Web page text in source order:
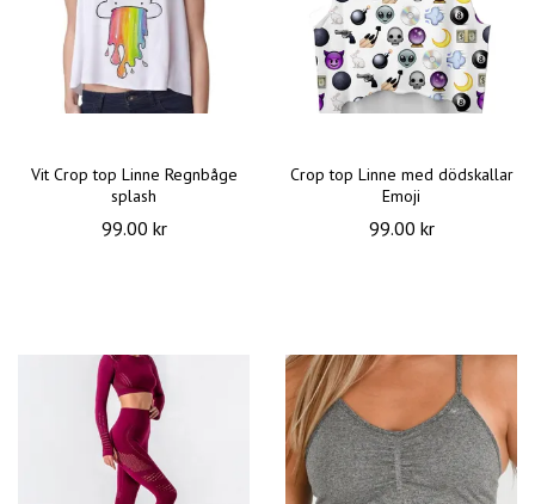
Vit Crop top Linne Regnbåge
splash
99.00 kr
Crop top Linne med dödskallar
Emoji
99.00 kr